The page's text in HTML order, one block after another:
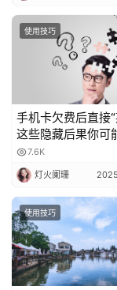
使用技巧
手机卡欠费后直接“
这些隐藏后果你可
到！
7.6K
灯火阑珊
使用技巧